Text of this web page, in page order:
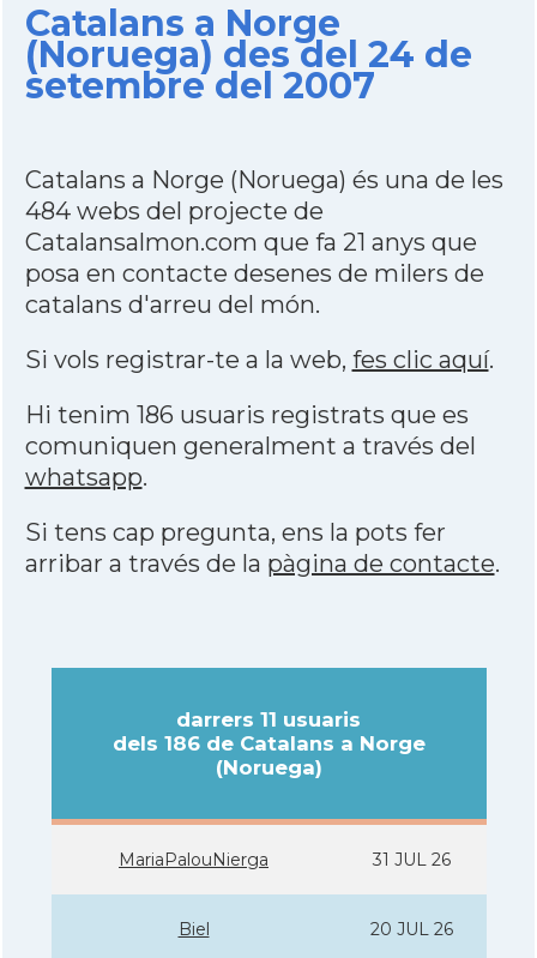
Catalans a Norge
(Noruega) des del 24 de
setembre del 2007
Catalans a Norge (Noruega) és una de les
484 webs del projecte de
Catalansalmon.com que fa 21 anys que
posa en contacte desenes de milers de
catalans d'arreu del món.
Si vols registrar-te a la web, fes clic aquí.
Hi tenim 186 usuaris registrats que es
comuniquen generalment a través del
whatsapp.
Si tens cap pregunta, ens la pots fer
arribar a través de la pàgina de contacte.
darrers 11 usuaris
dels 186 de Catalans a Norge
(Noruega)
MariaPalouNierga 31 JUL 26
Biel 20 JUL 26